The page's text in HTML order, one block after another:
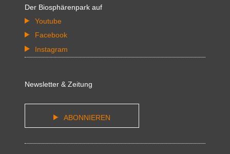
Der Biosphärenpark auf
Youtube
Facebook
Instagram
Newsletter & Zeitung
ABONNIEREN